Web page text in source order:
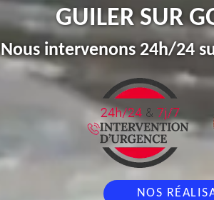
GUILER SUR
Nous intervenons 24h/24
NOS